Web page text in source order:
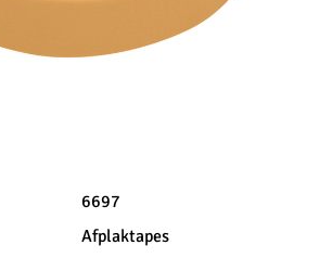
6697
Afplaktapes